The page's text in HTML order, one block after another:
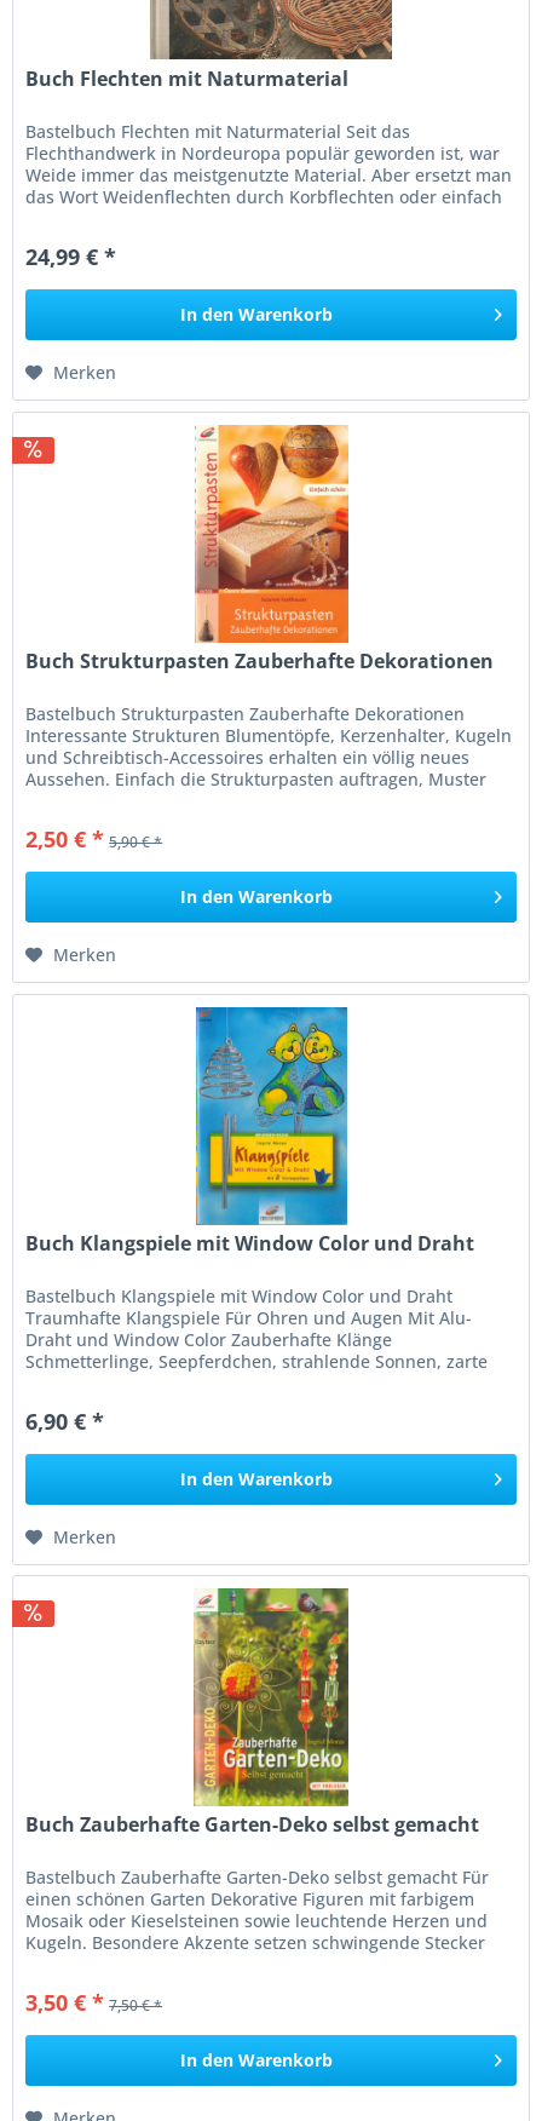
Buch Flechten mit Naturmaterial
Bastelbuch Flechten mit Naturmaterial Seit das
Flechthandwerk in Nordeuropa populär geworden ist, war
Weide immer das meistgenutzte Material. Aber ersetzt man
das Wort Weidenflechten durch Korbflechten oder einfach
24,99 € *
In den Warenkorb
Merken
Buch Strukturpasten Zauberhafte Dekorationen
Bastelbuch Strukturpasten Zauberhafte Dekorationen
Interessante Strukturen Blumentöpfe, Kerzenhalter, Kugeln
und Schreibtisch-Accessoires erhalten ein völlig neues
Aussehen. Einfach die Strukturpasten auftragen, Muster
2,50 € * 5,90 € *
In den Warenkorb
Merken
Buch Klangspiele mit Window Color und Draht
Bastelbuch Klangspiele mit Window Color und Draht
Traumhafte Klangspiele Für Ohren und Augen Mit Alu-
Draht und Window Color Zauberhafte Klänge
Schmetterlinge, Seepferdchen, strahlende Sonnen, zarte
6,90 € *
In den Warenkorb
Merken
Buch Zauberhafte Garten-Deko selbst gemacht
Bastelbuch Zauberhafte Garten-Deko selbst gemacht Für
einen schönen Garten Dekorative Figuren mit farbigem
Mosaik oder Kieselsteinen sowie leuchtende Herzen und
Kugeln. Besondere Akzente setzen schwingende Stecker
3,50 € * 7,50 € *
In den Warenkorb